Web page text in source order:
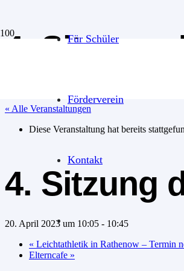
Für Schüler
Förderverein
Kontakt
4. Sitzung
« Alle Veranstaltungen
Diese Veranstaltung hat bereits
4. Sitzung
20. April 2023 um 10:05 - 10:45
« Leichtathletik in Rathenow – Termin
Elterncafe »